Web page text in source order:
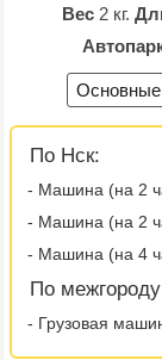
Вес2 кг.
Основные
По Нск:
- Машина (на 2
- Машина (на 2
- Машина (на 4
По
- Грузовая